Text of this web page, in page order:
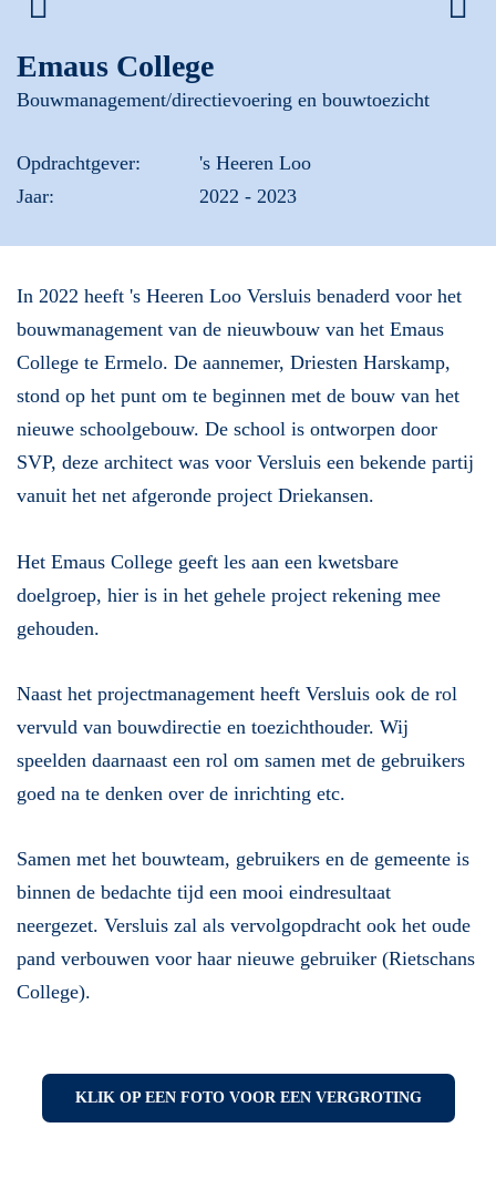
Emaus College
Bouwmanagement/directievoering en bouwtoezicht
Opdrachtgever:
's Heeren Loo
Jaar:
2022 - 2023
In 2022 heeft 's Heeren Loo Versluis benaderd voor het
bouwmanagement van de nieuwbouw van het Emaus
College te Ermelo. De aannemer, Driesten Harskamp,
stond op het punt om te beginnen met de bouw van het
nieuwe schoolgebouw. De school is ontworpen door
SVP, deze architect was voor Versluis een bekende partij
vanuit het net afgeronde project Driekansen.
Het Emaus College geeft les aan een kwetsbare
doelgroep, hier is in het gehele project rekening mee
gehouden.
Naast het projectmanagement heeft Versluis ook de rol
vervuld van bouwdirectie en toezichthouder. Wij
speelden daarnaast een rol om samen met de gebruikers
goed na te denken over de inrichting etc.
Samen met het bouwteam, gebruikers en de gemeente is
binnen de bedachte tijd een mooi eindresultaat
neergezet. Versluis zal als vervolgopdracht ook het oude
pand verbouwen voor haar nieuwe gebruiker (Rietschans
College).
KLIK OP EEN FOTO VOOR EEN VERGROTING